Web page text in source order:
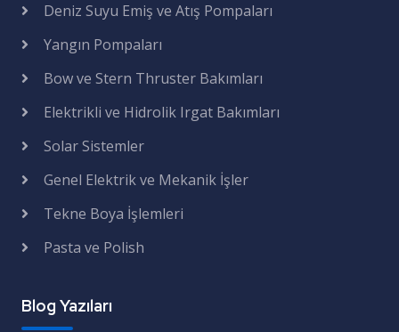
Deniz Suyu Emiş ve Atış Pompaları
Yangın Pompaları
Bow ve Stern Thruster Bakımları
Elektrikli ve Hidrolik Irgat Bakımları
Solar Sistemler
Genel Elektrik ve Mekanik İşler
Tekne Boya İşlemleri
Pasta ve Polish
Blog Yazıları